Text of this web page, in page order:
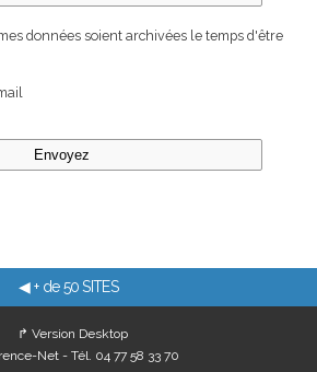
données soient archivées le temps d'être
◀ + de 50 SITES
↱ Version Desktop
Net - Tél. 04 77 58 33 70